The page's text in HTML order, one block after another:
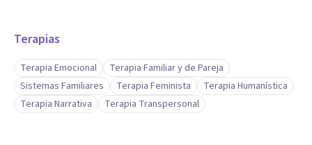
Terapias
Terapia Emocional
Terapia Familiar y de Pareja
Sistemas Familiares
Terapia Feminista
Terapia Humanística
Terapia Narrativa
Terapia Transpersonal